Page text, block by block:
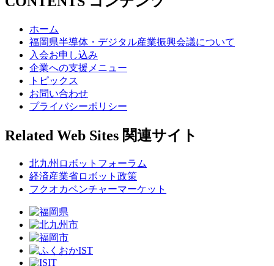
ホーム
福岡県半導体・デジタル産業振興会議について
入会お申し込み
企業への支援メニュー
トピックス
お問い合わせ
プライバシーポリシー
Related Web Sites 関連サイト
北九州ロボットフォーラム
経済産業省ロボット政策
フクオカベンチャーマーケット